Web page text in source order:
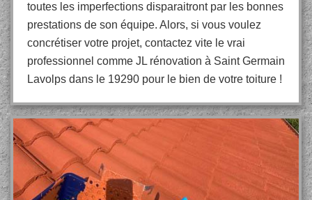
toutes les imperfections disparaitront par les bonnes
prestations de son équipe. Alors, si vous voulez
concrétiser votre projet, contactez vite le vrai
professionnel comme JL rénovation à Saint Germain
Lavolps dans le 19290 pour le bien de votre toiture !